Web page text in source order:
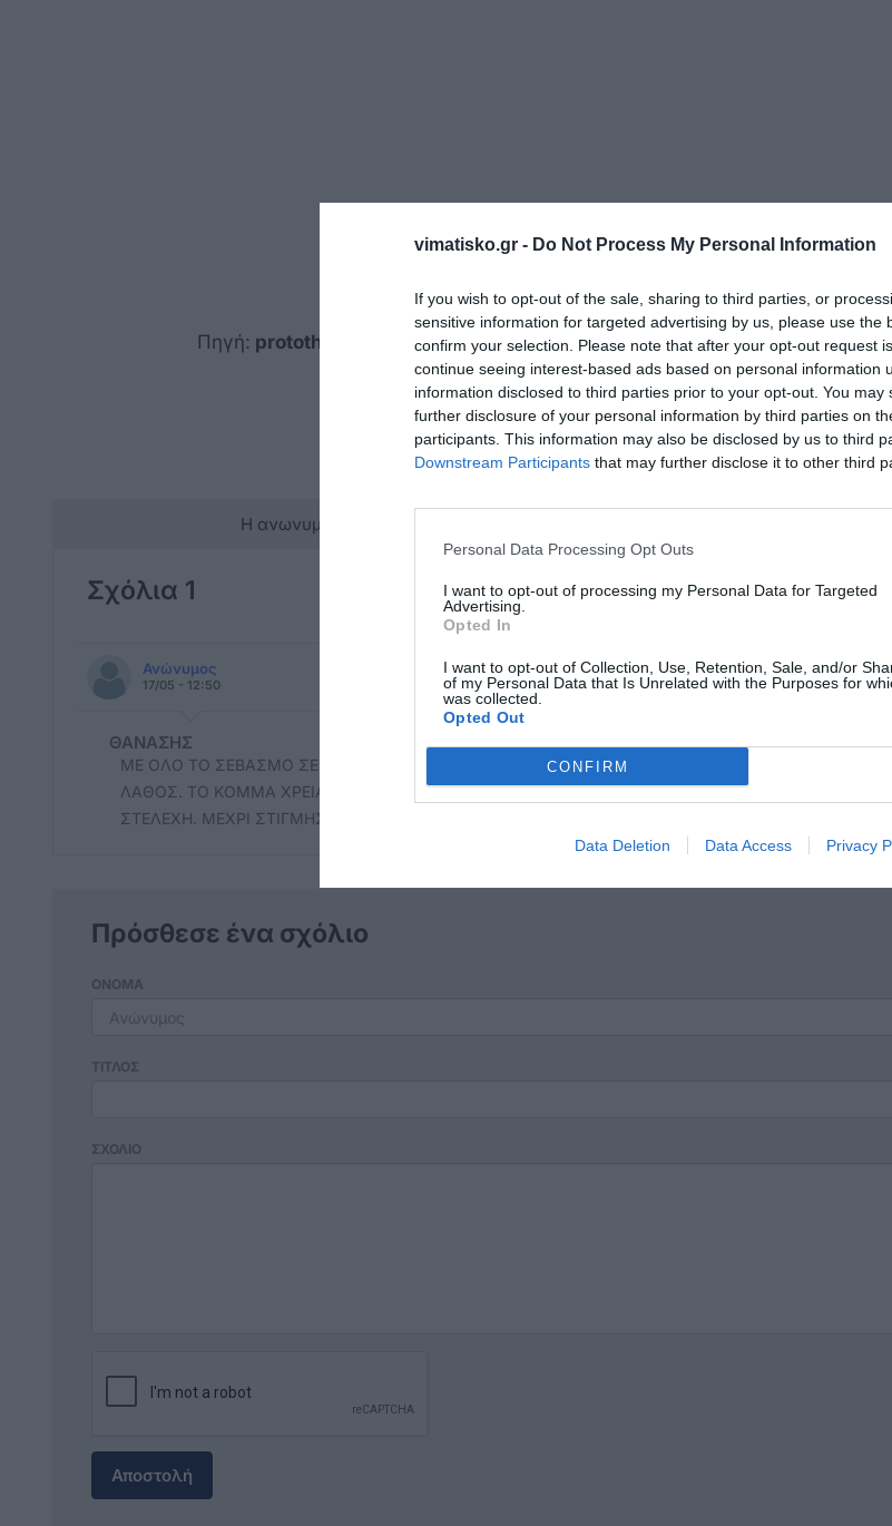
vimatisko.gr - Do Not Process My Personal Information
If you wish to opt-out of the sale, sharing to third parties, or
sensitive information for targeted advertising by us, please use the
confirm your selection. Please note that after your opt-out request
continue seeing interest-based ads based on personal information
information disclosed to third parties prior to your opt-out. You
further disclosure of your personal information by third parties on
participants. This information may also be disclosed by us to third
Downstream Participants that may further disclose it to other third
Personal Data Processing Opt Outs
I want to opt-out of processing my Personal Data for Targeted
Advertising.
Opted In
I want to opt-out of Collection, Use, Retention, Sale, and/or
of my Personal Data that Is Unrelated with the Purposes for
was collected.
Opted Out
CONFIRM
Data Deletion Data Access Privacy
Πηγή: protothema.gr
Η ανωνυμία είναι το καλύτερο κρησφύγετο δειλίας και χυδαιότητας!
Σχόλια 1
Ανώνυμος
17/05 - 12:50
ΘΑΝΑΣΗΣ
ΜΕ ΟΛΟ ΤΟ ΣΕΒΑΣΜΟ ΣΕ ΜΙΑ ΑΔΙΚΑ ΧΑΡΟΚΑΜΕΝΗ ΜΑΝΑ, Η ΕΠΙΛΟΓΗ ΤΗΣ ΝΑ ΚΑΝΕΙ ΚΟΜΜΑ,
ΛΑΘΟΣ. ΤΟ ΚΟΜΜΑ ΧΡΕΙΑΖΕΤΑΙ ΑΡΧΕΣ, ΙΔΕΟΛΟΓΙΑ, ΘΕΣΕΙΣ, ΠΡΟΓΡΑΜΜΑ. ΚΑΙ ΚΥΡΙΩΣ ΙΚΑΝΑ
ΣΤΕΛΕΧΗ. ΜΕΧΡΙ ΣΤΙΓΜΗΣ ΔΕΝ ΕΙΔΑΜΕ ΤΙΠΟΤΑ.
Πρόσθεσε ένα σχόλιο
ΟΝΟΜΑ
ΤΙΤΛΟΣ
ΣΧΟΛΙΟ
Αποστολή